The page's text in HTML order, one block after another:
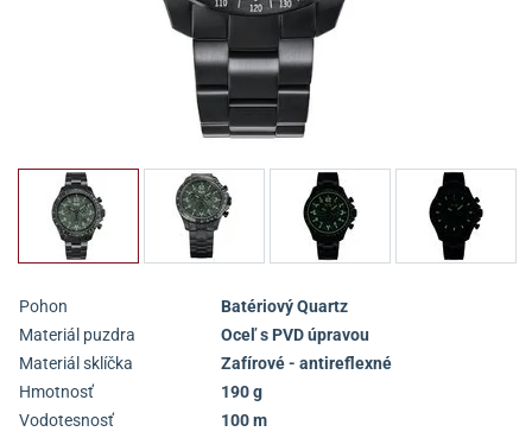
Pohon
Batériový Quartz
Materiál puzdra
Oceľ s PVD úpravou
Materiál sklíčka
Zafírové - antireflexné
Hmotnosť
190 g
Vodotesnosť
100 m